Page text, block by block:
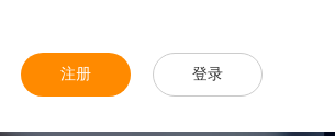
注册 登录